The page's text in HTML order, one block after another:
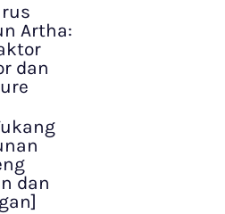
Artha:
dan
dan